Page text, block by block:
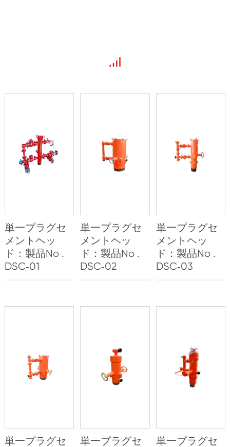
単一プラグセ
メントヘッ
ド：製品No .
DSC‐01
単一プラグセ
メントヘッ
ド：製品No .
DSC‐02
単一プラグセ
メントヘッ
ド：製品No .
DSC‐03
単一プラグセ
単一プラグセ
単一プラグセ